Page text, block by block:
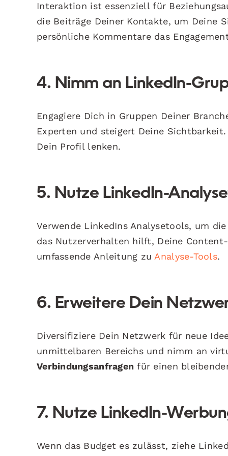
Interaktion ist essenziell für
die Beiträge Deiner Kontakte, um Deine
persönliche Kommentare das
4. Nimm an LinkedIn-
Engagiere Dich in Gruppen Deiner
Experten und steigert Deine
Dein Profil lenken.
5. Nutze LinkedIn-
Verwende LinkedIns Analysetools, um
das Nutzerverhalten hilft, Deine
umfassende Anleitung zu Analyse-Tools.
6. Erweitere Dein
Diversifiziere Dein Netzwerk für neue
unmittelbaren Bereichs und nimm an
Verbindungsanfragen für einen
7. Nutze LinkedIn-
Wenn das Budget es zulässt, ziehe